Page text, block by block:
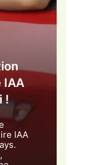
IAA
!
IAA